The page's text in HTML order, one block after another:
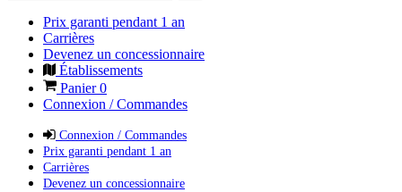
Prix garanti pendant 1 an
Carrières
Devenez un concessionnaire
Établissements
Panier0
Connexion / Commandes
Connexion / Commandes
Prix garanti pendant 1 an
Carrières
Devenez un concessionnaire